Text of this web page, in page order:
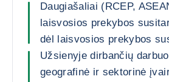
Daugiašaliai (RCEP,
laisvosios prekybos
dėl laisvosios prekybos
Užsienyje dirbančių
geografinė ir sektorinė